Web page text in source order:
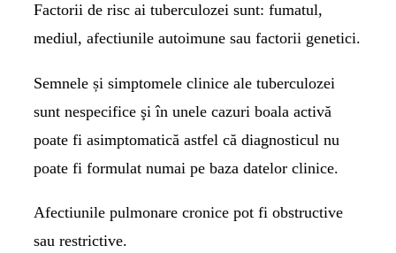
Factorii de risc ai tuberculozei sunt: fumatul,
mediul, afectiunile autoimune sau factorii genetici.
Semnele și simptomele clinice ale tuberculozei
sunt nespecifice şi în unele cazuri boala activă
poate fi asimptomatică astfel că diagnosticul nu
poate fi formulat numai pe baza datelor clinice.
Afectiunile pulmonare cronice pot fi obstructive
sau restrictive.